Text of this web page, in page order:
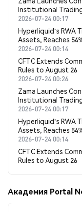
Institutional
2026-07-24 00:17
Hyperliquid's RWA
Assets, Reaches
2026-07-24 00:14
CFTC Extends
Rules to August 26
2026-07-24 00:26
Zama Launches
Institutional
2026-07-24 00:17
Hyperliquid's RWA
Assets, Reaches
2026-07-24 00:14
CFTC Extends
Rules to August 26
Академия Portal